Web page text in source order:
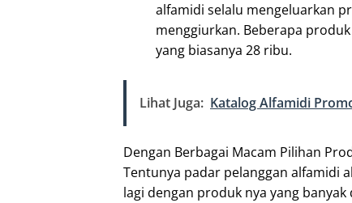
alfamidi selalu mengeluarkan
menggiurkan. Beberapa
yang biasanya 28 ribu.
Lihat Juga: Katalog Alfamidi
Dengan Berbagai Macam Pilihan
Tentunya padar pelanggan alfamidi
lagi dengan produk nya yang